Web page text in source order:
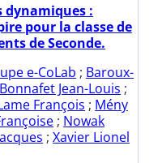
:
pour la classe de
de Seconde.
e-CoLab ; Baroux-
Bonnafet Jean-Louis ;
François ; Mény
; Nowak
; Xavier Lionel